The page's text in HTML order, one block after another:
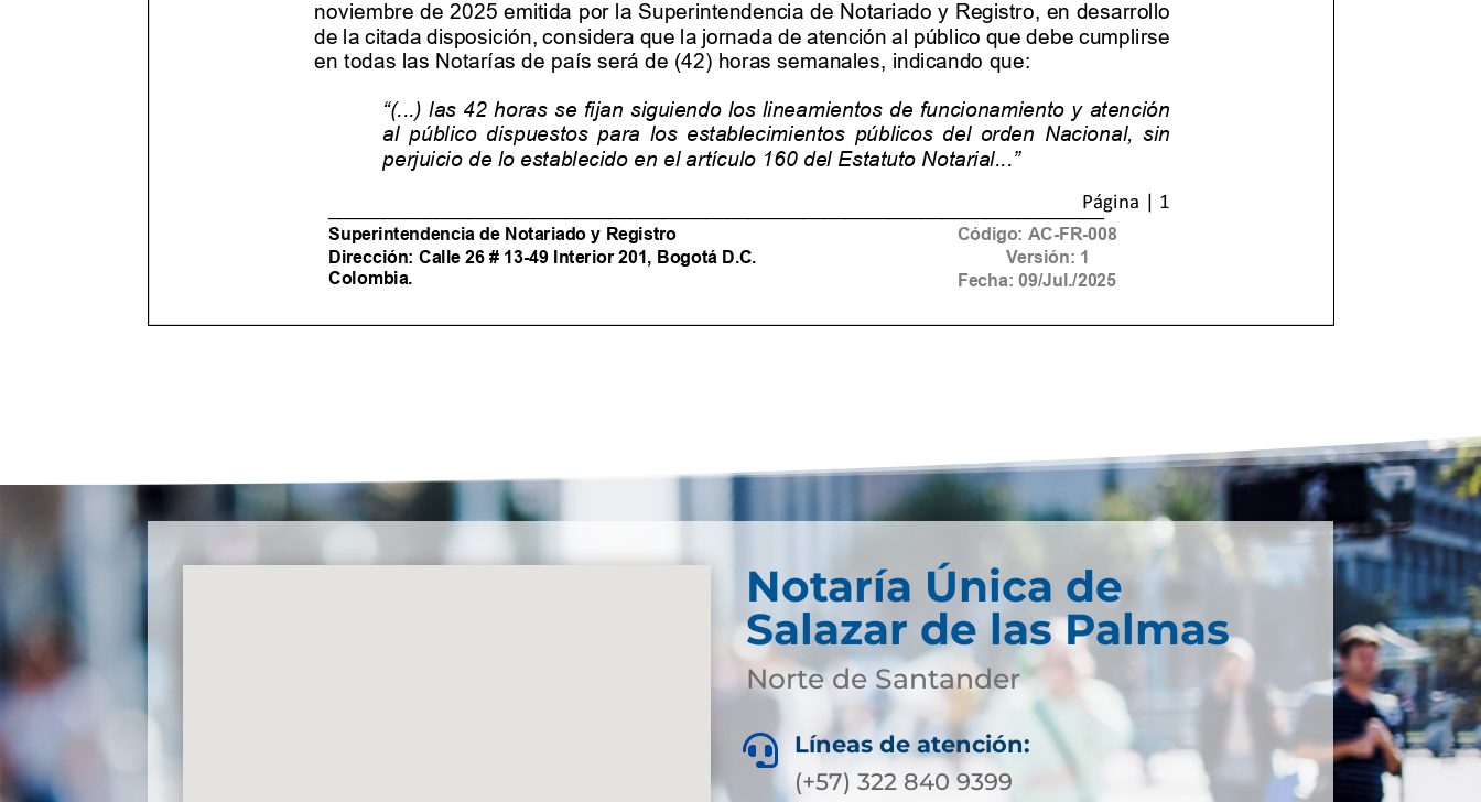
Notaría Única de
Salazar de las Palmas
Norte de Santander

Líneas de atención:
(+57) 322 840 9399